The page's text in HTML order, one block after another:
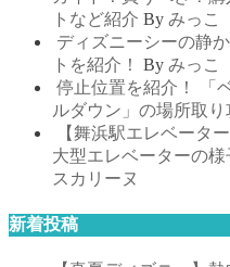
トなど紹介 By みっこ
ディズニーシーの静
トを紹介！
By みっこ
停止位置を紹介！ 「
ルダウン」の場所取り
【舞浜駅エレベータ
大型エレベーターの様
スカリーヌ
新着投稿